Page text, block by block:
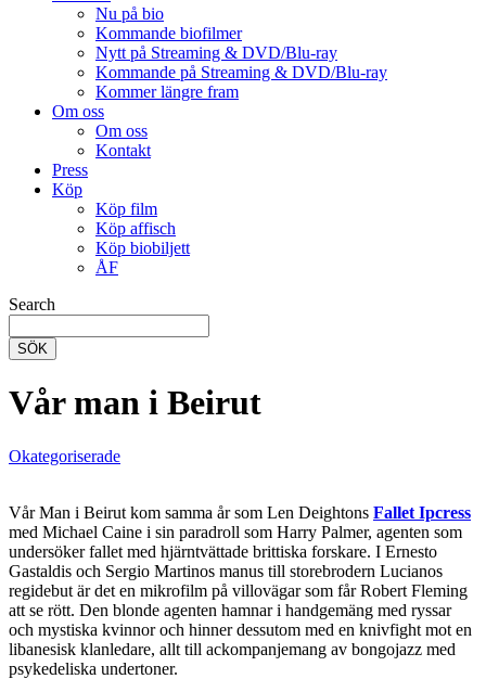
Nu på bio
Kommande biofilmer
Nytt på Streaming & DVD/Blu-ray
Kommande på Streaming & DVD/Blu-ray
Kommer längre fram
Om oss
Om oss
Kontakt
Press
Köp
Köp film
Köp affisch
Köp biobiljett
ÅF
Search
SÖK
Vår man i Beirut
Okategoriserade
Vår Man i Beirut kom samma år som Len Deightons Fallet Ipcress
med Michael Caine i sin paradroll som Harry Palmer, agenten som
undersöker fallet med hjärntvättade brittiska forskare. I Ernesto
Gastaldis och Sergio Martinos manus till storebrodern Lucianos
regidebut är det en mikrofilm på villovägar som får Robert Fleming
att se rött. Den blonde agenten hamnar i handgemäng med ryssar
och mystiska kvinnor och hinner dessutom med en knivfight mot en
libanesisk klanledare, allt till ackompanjemang av bongojazz med
psykedeliska undertoner.